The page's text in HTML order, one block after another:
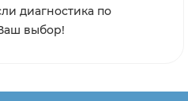
диагностика по
выбор!